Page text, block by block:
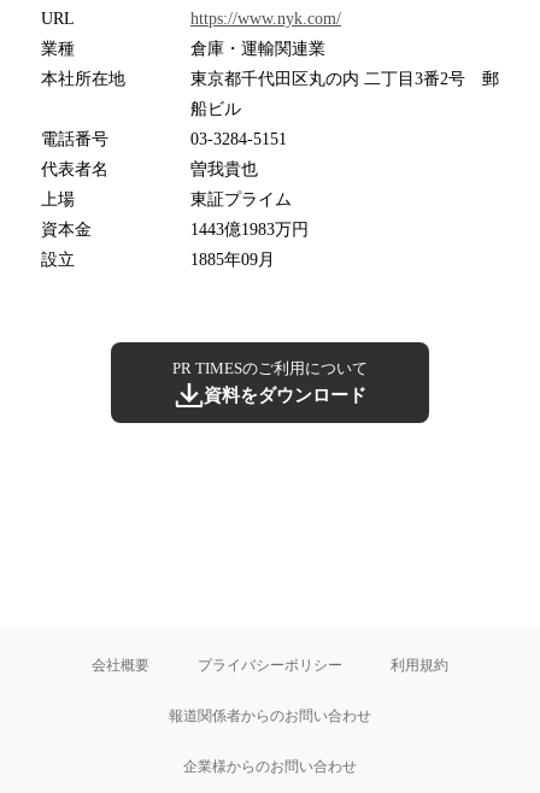
URL
https://www.nyk.com/
業種
倉庫・運輸関連業
本社所在地
東京都千代田区丸の内 二丁目3番2号 郵
船ビル
電話番号
03-3284-5151
代表者名
曽我貴也
上場
東証プライム
資本金
1443億1983万円
設立
1885年09月
PR TIMESのご利用について
資料をダウンロード
会社概要 プライバシーポリシー 利用規約
報道関係者からのお問い合わせ
企業様からのお問い合わせ